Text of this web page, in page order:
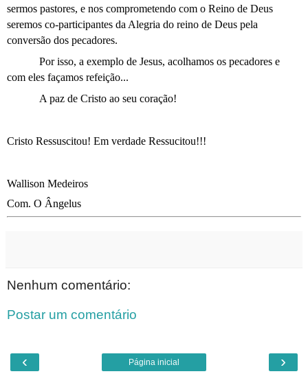
sermos pastores, e nos comprometendo com o Reino de Deus
seremos co-participantes da Alegria do reino de Deus pela
conversão dos pecadores.
Por isso, a exemplo de Jesus, acolhamos os pecadores e
com eles façamos refeição...
A paz de Cristo ao seu coração!
Cristo Ressuscitou! Em verdade Ressucitou!!!
Wallison Medeiros
Com. O Ângelus
Nenhum comentário:
Postar um comentário
‹ ›
Página inicial